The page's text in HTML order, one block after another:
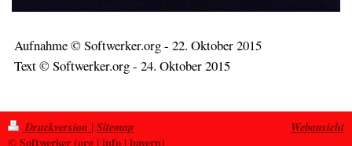
Aufnahme © Softwerker.org - 22. Oktober 2015
Text © Softwerker.org - 24. Oktober 2015
Druckversion |Sitemap
© Softwerker (org | info | bayern)
Webansicht